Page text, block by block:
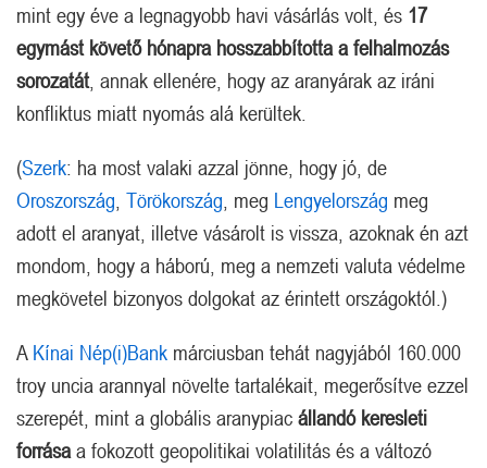
mint egy éve a legnagyobb havi vásárlás volt, és 17
egymást követő hónapra hosszabbította a felhalmozás
sorozatát , annak ellenére, hogy az aranyárak az iráni
konfliktus miatt nyomás alá kerültek.
(Szerk: ha most valaki azzal jönne, hogy jó, de
Oroszország Törökország , meg Lengyelország meg
adott el aranyat, illetve vásárolt is vissza, azoknak én azt
mondom, hogy a háború, meg a nemzeti valuta védelme
megkövetel bizonyos dolgokat az érintett országoktól.)
A Kínai Nép(i)Bank márciusban tehát nagyjából 160.000
troy uncia arannyal növelte tartalékait, megerősítve ezzel
szerepét, mint a globális aranypiac állandó keresleti
forrása a fokozott geopolitikai volatilitás és a változó